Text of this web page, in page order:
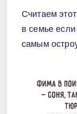
Считаем
в семье
самым